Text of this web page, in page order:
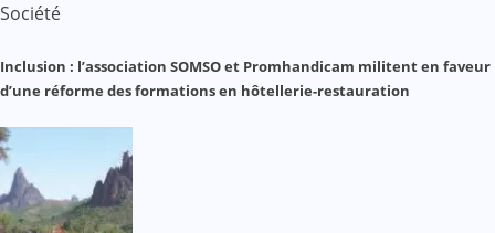
Société
Inclusion : l’association SOMSO et Promhandicam militent en faveur
d’une réforme des formations en hôtellerie-restauration